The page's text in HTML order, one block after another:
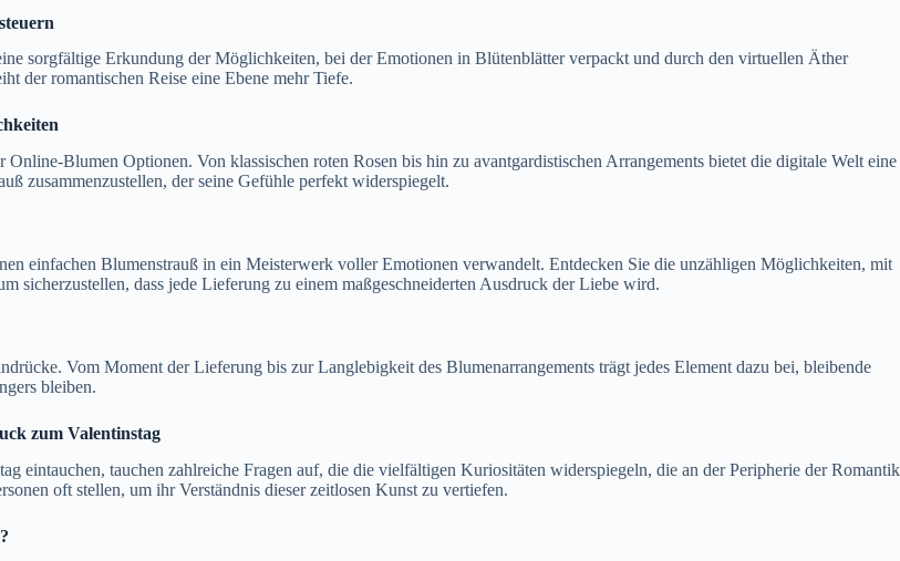
sorgfältige Erkundung der Möglichkeiten, bei der Emotionen in Blütenblätter verpackt und durch den virtuellen Äther
der romantischen Reise eine Ebene mehr Tiefe.
Blumen Optionen. Von klassischen roten Rosen bis hin zu avantgardistischen Arrangements bietet die digitale Welt eine
zusammenzustellen, der seine Gefühle perfekt widerspiegelt.
einfachen Blumenstrauß in ein Meisterwerk voller Emotionen verwandelt. Entdecken Sie die unzähligen Möglichkeiten, mit
sicherzustellen, dass jede Lieferung zu einem maßgeschneiderten Ausdruck der Liebe wird.
Vom Moment der Lieferung bis zur Langlebigkeit des Blumenarrangements trägt jedes Element dazu bei, bleibende
bleiben.
zum Valentinstag
eintauchen, tauchen zahlreiche Fragen auf, die die vielfältigen Kuriositäten widerspiegeln, die an der Peripherie der Romantik
oft stellen, um ihr Verständnis dieser zeitlosen Kunst zu vertiefen.